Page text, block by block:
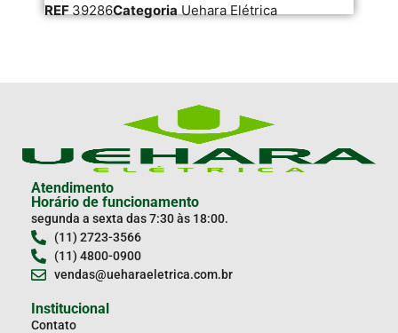
REF 39286Categoria Uehara Elétrica
Atendimento
Horário de funcionamento
segunda a sexta das 7:30 às 18:00.
(11) 2723-3566
(11) 4800-0900
vendas@ueharaeletrica.com.br
Institucional
Contato